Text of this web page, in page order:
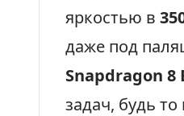
яркостью в
даже под
Snapdragon 8
задач, будь